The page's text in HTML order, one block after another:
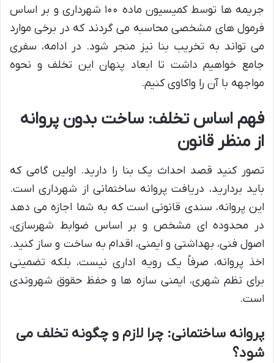
جریمه ها توسط کمیسیون ماده ۱۰۰ شهرداری و بر اساس
فرمول های مشخصی محاسبه می گردند که در برخی موارد
می تواند به تخریب بنا نیز منجر شود. در ادامه، سفری
جامع خواهیم داشت تا ابعاد پنهان این تخلف و نحوه
مواجهه با آن را واکاوی کنیم.
فهم اساس تخلف: ساخت بدون پروانه
از منظر قانون
تصور کنید قصد احداث یک بنا را دارید. اولین گامی که
باید بردارید، دریافت پروانه ساختمانی از شهرداری است.
این پروانه، سندی قانونی است که به شما اجازه می دهد
در محدوده ای مشخص و بر اساس ضوابط شهرسازی،
اصول فنی، بهداشتی و ایمنی، اقدام به ساخت و ساز کنید.
اخذ پروانه، صرفاً یک رویه اداری نیست، بلکه تضمینی
برای نظم شهری، ایمنی سازه ها و حفظ حقوق شهروندی
است.
پروانه ساختمانی: چرا لازم و چگونه تخلف می
شود؟